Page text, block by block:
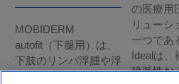
MOBIDERM
autofit（下腿用）は、
下肢のリンパ浮腫や浮
腫を管理するためのソ
の医療用
リューシ
一つであ
Idealは、
静脈性お